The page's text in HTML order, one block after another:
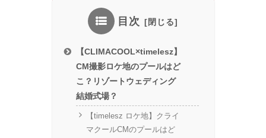
目次
【CLIMACOOL×timelesz】
CM撮影ロケ地のプールはど
こ？リゾートウェディング
結婚式場？
【timelesz ロケ地】クライ
マクールCMのプールはど